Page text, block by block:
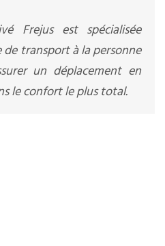
Frejus est spécialisée
de transport à la personne
un déplacement en
le confort le plus total.